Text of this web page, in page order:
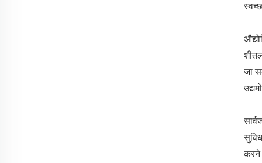
जा
करने